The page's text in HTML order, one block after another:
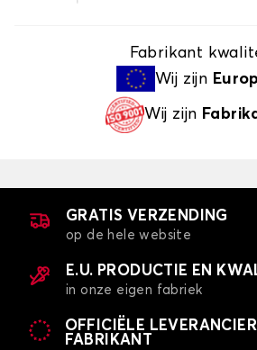
Fabrikant
Wij zijn
Wij zijn
GRATIS VERZENDING
op de hele website
E.U. PRODUCTIE EN
in onze eigen fabriek
OFFICIËLE
FABRIKANT